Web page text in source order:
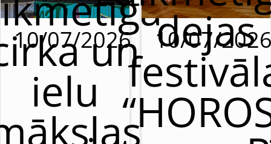
10/07/2026
un
ielu
10/07/
dejas